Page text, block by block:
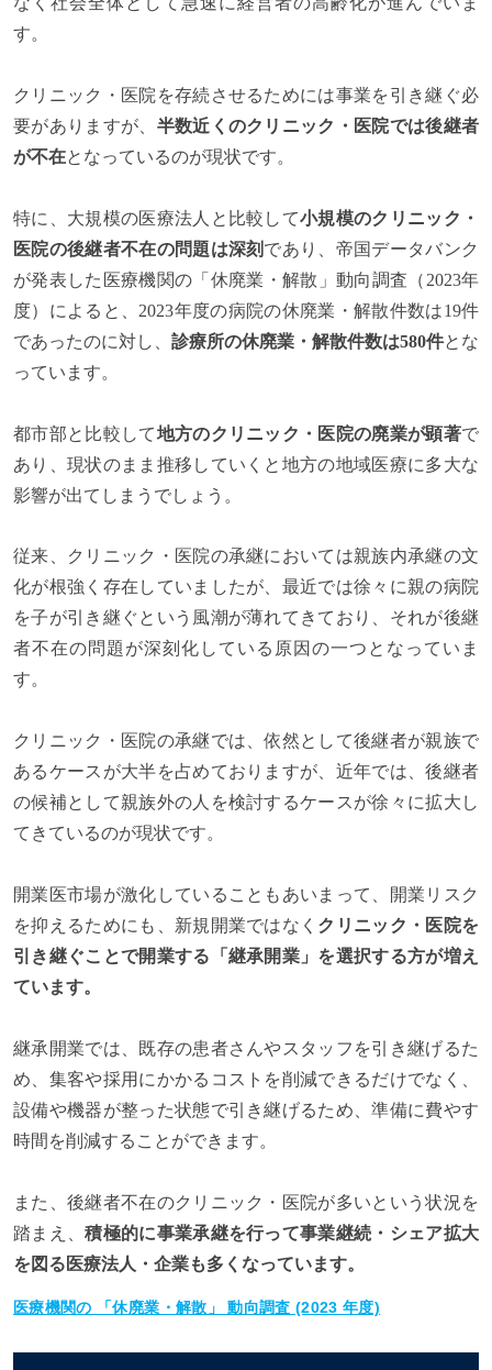
す。
クリニック・医院を存続させるためには事業を引き継ぐ必
要がありますが、 半数近くのクリニック・医院では後継者
が不在となっているのが現状です。
特に、大規模の医療法人と比較して小規模のクリニック・
医院の後継者不在の問題は深刻 であり、帝国データバンク
が発表した医療機関の「休廃業・解散」動向調査（2023年
度）によると、2023年度の病院の休廃業・解散件数は19件
であったのに対し、 診療所の休廃業・解散件数は580件とな
っています。
都市部と比較して地方のクリニック・医院の廃業が顕著で
あり、現状のまま推移していくと地方の地域医療に多大な
影響が出てしまうでしょう。
従来、クリニック・医院の承継においては親族内承継の文
化が根強く存在していましたが、最近では徐々に親の病院
を子が引き継ぐという風潮が薄れてきており、それが後継
者不在の問題が深刻化している原因の一つとなっていま
す。
クリニック・医院の承継では、依然として後継者が親族で
あるケースが大半を占めておりますが、近年では、後継者
の候補として親族外の人を検討するケースが徐々に拡大し
てきているのが現状です。
開業医市場が激化していることもあいまって、開業リスク
を抑えるためにも、新規開業ではなく クリニック・医院を
引き継ぐことで開業する「継承開業」を選択する方が増え
ています。
継承開業では、既存の患者さんやスタッフを引き継げるた
め、集客や採用にかかるコストを削減できるだけでなく、
設備や機器が整った状態で引き継げるため、準備に費やす
時間を削減することができます。
また、後継者不在のクリニック・医院が多いという状況を
踏まえ、積極的に事業承継を行って事業継続・シェア拡大
を図る医療法人・企業も多くなっています。
医療機関の 「休廃業・解散」 動向調査 (2023 年度)